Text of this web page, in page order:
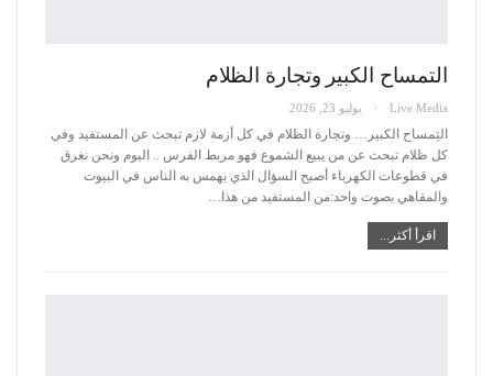
التمساح الكبير وتجارة الظلام
Live Media يوليو 23, 2026
التِمساح الكبير… وتجارة الظلام في كل أزمة لازم تبحث عن المستفيد وفي
كل ظلام تبحث عن من يبيع الشموع فهو مربط الفرس .. اليوم ونحن نغرق
في قطوعات الكهرباء أصبح السؤال الذي يهمس به الناس في البيوت
والمقاهي بصوت واحد:من المستفيد من هذا …
اقرأ أكثر...